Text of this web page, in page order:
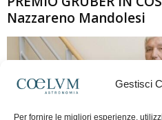
Gestisci
Per fornire le migliori esperienze,
Nazzareno Mandolesi